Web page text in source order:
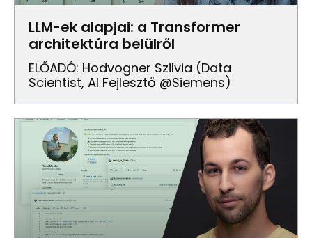
LLM-ek alapjai: a Transformer
architektúra belülről
ELŐADÓ: Hodvogner Szilvia (Data
Scientist, AI Fejlesztő @Siemens)